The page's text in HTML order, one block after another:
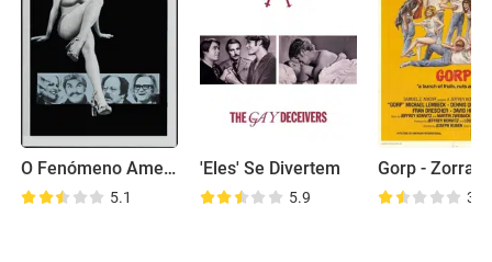
O Fenómeno Americano
5.1
'Eles' Se Divertem
5.9
Gorp - Zorra
3.6